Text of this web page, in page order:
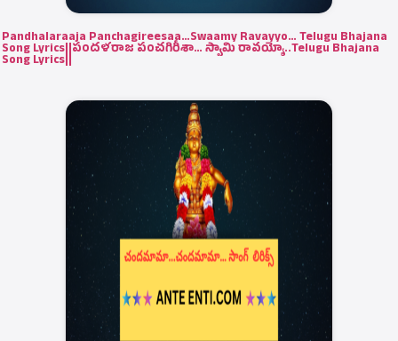
Pandhalaraaja Panchagireesaa…Swaamy Ravayyo… Telugu Bhajana
Song Lyrics||పందళరాజ పంచగిరీశా… స్వామి రావయ్యో..Telugu Bhajana
Song Lyrics||